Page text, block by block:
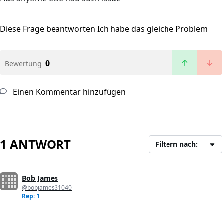
Diese Frage beantworten Ich habe das gleiche Problem
Bewertung 0
Einen Kommentar hinzufügen
1 ANTWORT Filtern nach:
Bob James
@bobjames31040
Rep: 1